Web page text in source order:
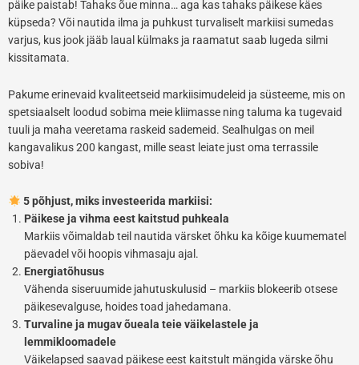
päike paistab! Tahaks õue minna… aga kas tahaks päikese käes
küpseda? Või nautida ilma ja puhkust turvaliselt markiisi sumedas
varjus, kus jook jääb laual külmaks ja raamatut saab lugeda silmi
kissitamata.
Pakume erinevaid kvaliteetseid markiisimudeleid ja süsteeme, mis on
spetsiaalselt loodud sobima meie kliimasse ning taluma ka tugevaid
tuuli ja maha veeretama raskeid sademeid. Sealhulgas on meil
kangavalikus 200 kangast, mille seast leiate just oma terrassile
sobiva!
5 põhjust, miks investeerida markiisi:
Päikese ja vihma eest kaitstud puhkeala
Markiis võimaldab teil nautida värsket õhku ka kõige kuumematel
päevadel või hoopis vihmasaju ajal.
Energiatõhusus
Vähenda siseruumide jahutuskulusid – markiis blokeerib otsese
päikesevalguse, hoides toad jahedamana.
Turvaline ja mugav õueala teie väikelastele ja
lemmikloomadele
Väikelapsed saavad päikese eest kaitstult mängida värske õhu